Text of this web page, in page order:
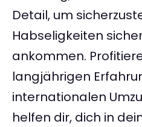
Detail, um
Habseligkeiten
ankommen.
langjährigen
internationalen
helfen dir, dich in